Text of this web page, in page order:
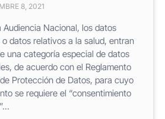
8, 2021
Audiencia Nacional, los datos
datos relativos a la salud, entran
una categoría especial de datos
de acuerdo con el Reglamento
Protección de Datos, para cuyo
se requiere el “consentimiento